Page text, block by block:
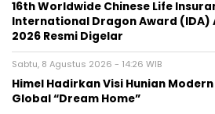
16th Worldwide Chinese Life
International Dragon Award (IDA)
2026 Resmi Digelar
Sabtu, 8 Agustus 2026 - 14:26 WIB
Himel Hadirkan Visi Hunian
Global “Dream Home”